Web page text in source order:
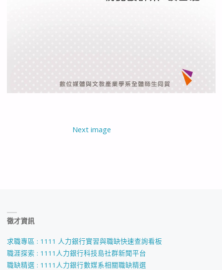
Next image
徵才資訊
求職專區 : 1111 人力銀行實習與職缺快速查詢看板
職涯探索 : 1111人力銀行科技島社群新聞平台
職缺精選 : 1111人力銀行數媒系相關職缺精選